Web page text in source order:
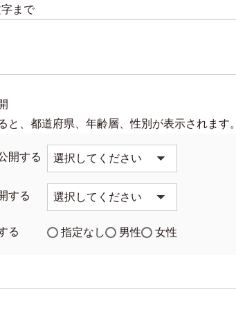
まで
と、都道府県、年齢層、性別が表示されます。
開する
する
る 指定なし 男性 女性